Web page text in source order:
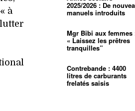
à
mettra-t-
au
2025/2026 : De
manuels introduits
Mgr Bibi aux femmes
« Laissez les prêtres
tranquilles”
Contrebande : 4400
litres de carburants
frelatés saisis